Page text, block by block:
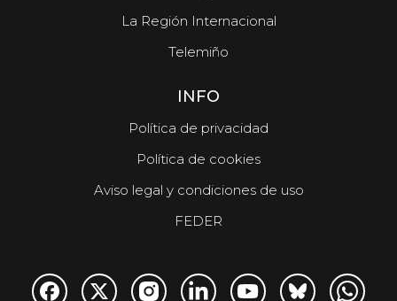
La Región Internacional
Telemiño
INFO
Política de privacidad
Política de cookies
Aviso legal y condiciones de uso
FEDER